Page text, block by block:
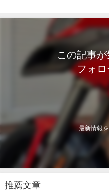
この記事
フォロ
最新情報
推薦文章